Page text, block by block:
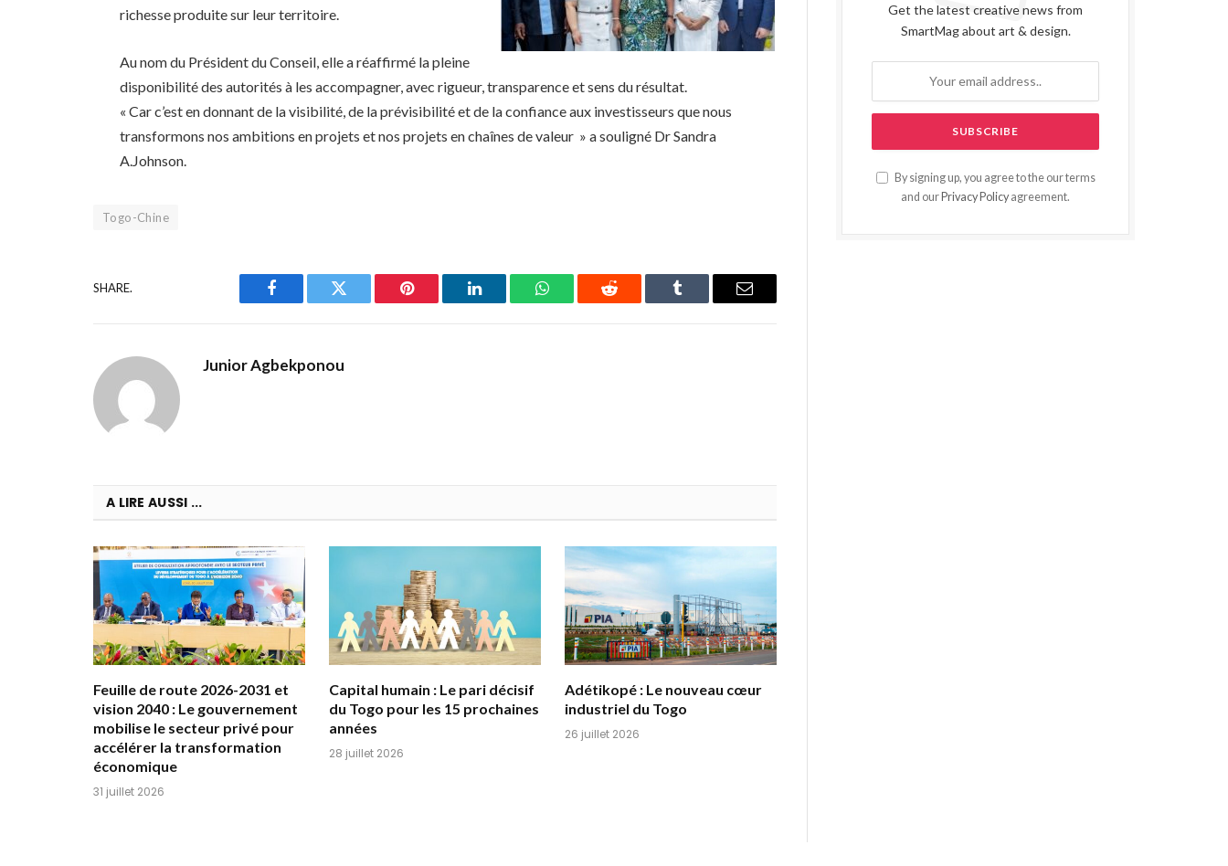
richesse produite sur leur territoire.
Au nom du Président du Conseil, elle a réaffirmé la pleine
disponibilité des autorités à les accompagner, avec rigueur, transparence et sens du résultat.
« Car c’est en donnant de la visibilité, de la prévisibilité et de la confiance aux investisseurs que nous
transformons nos ambitions en projets et nos projets en chaînes de valeur » a souligné Dr Sandra
A.Johnson.
Togo-Chine
SHARE.
Facebook Twitter Pinterest LinkedIn WhatsAppReddit Tumblr Email
Junior Agbekponou
A LIRE AUSSI ...
Feuille de route 2026-2031 et
vision 2040 : Le gouvernement
mobilise le secteur privé pour
accélérer la transformation
économique
31 juillet 2026
Capital humain : Le pari décisif
du Togo pour les 15 prochaines
années
28 juillet 2026
Adétikopé : Le nouveau cœur
industriel du Togo
26 juillet 2026
Get the latest creative news from
SmartMag about art & design.
By signing up, you agree to the our terms
and our Privacy Policy agreement.